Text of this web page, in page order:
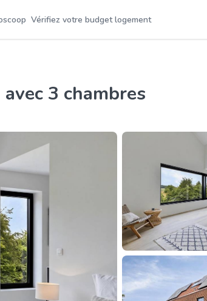
Vérifiez votre budget logement
avec 3 chambres